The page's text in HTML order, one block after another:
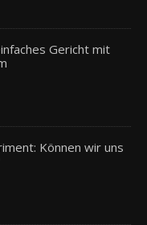
Gericht mit
Können wir uns